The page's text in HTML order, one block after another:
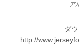
ア
ダ
http://